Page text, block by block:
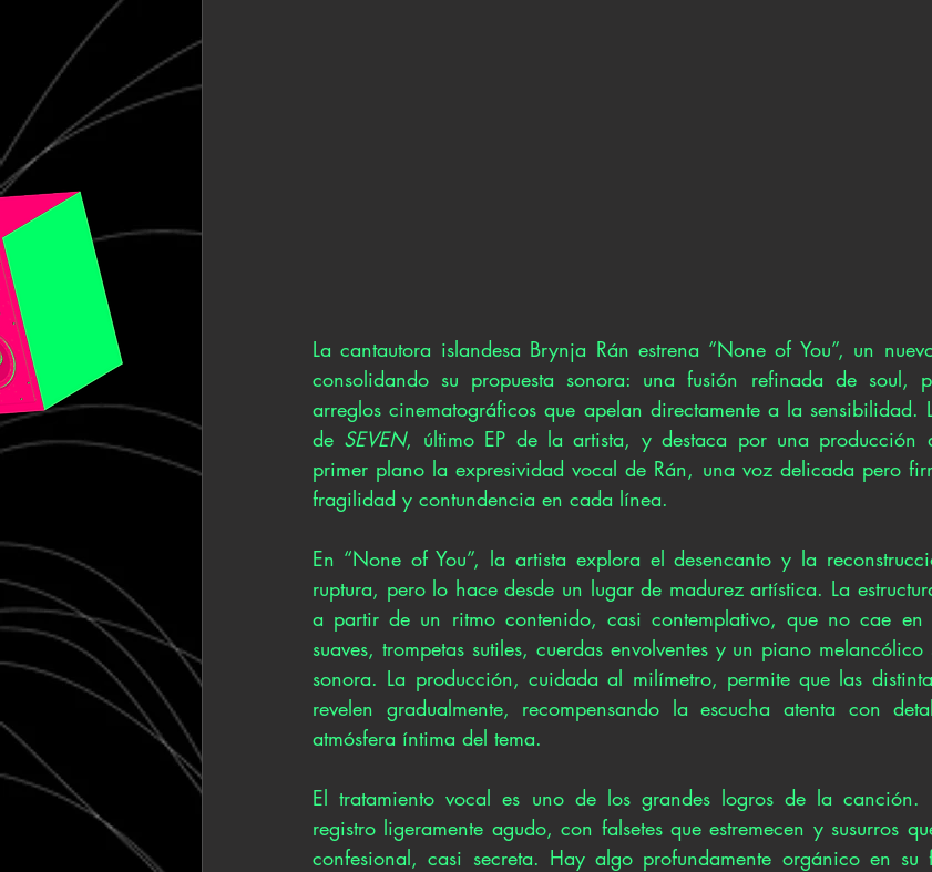
La cantautora islandesa Brynja Rán estrena “None of You”, un
consolidando su propuesta sonora: una fusión refinada de soul,
arreglos cinematográficos que apelan directamente a la sensibilidad.
de SEVEN, último EP de la artista, y destaca por una producción
primer plano la expresividad vocal de Rán, una voz delicada pero
fragilidad y contundencia en cada línea.
En “None of You”, la artista explora el desencanto y la
ruptura, pero lo hace desde un lugar de madurez artística. La
a partir de un ritmo contenido, casi contemplativo, que no cae en
suaves, trompetas sutiles, cuerdas envolventes y un piano
sonora. La producción, cuidada al milímetro, permite que las
revelen gradualmente, recompensando la escucha atenta con
atmósfera íntima del tema.
El tratamiento vocal es uno de los grandes logros de la canción.
registro ligeramente agudo, con falsetes que estremecen y susurros
confesional, casi secreta. Hay algo profundamente orgánico en su